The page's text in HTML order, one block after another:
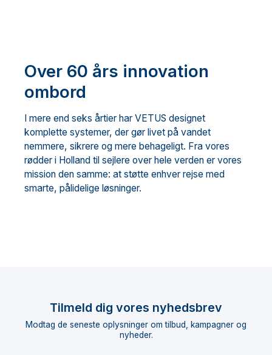
Over 60 års innovation
ombord
I mere end seks årtier har VETUS designet
komplette systemer, der gør livet på vandet
nemmere, sikrere og mere behageligt. Fra vores
rødder i Holland til sejlere over hele verden er vores
mission den samme: at støtte enhver rejse med
smarte, pålidelige løsninger.
Tilmeld dig vores nyhedsbrev
Modtag de seneste oplysninger om tilbud, kampagner og
nyheder.